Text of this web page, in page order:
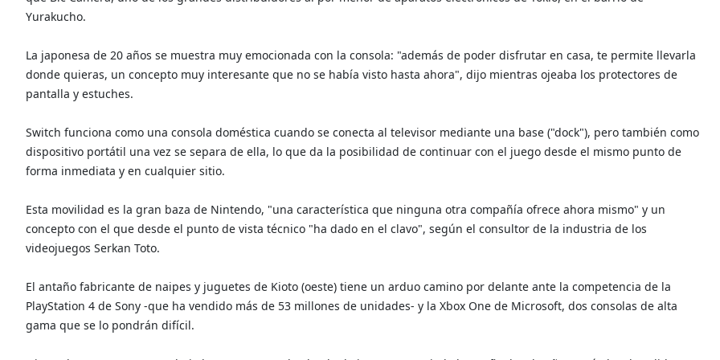
Yurakucho.
La japonesa de 20 años se muestra muy emocionada con la consola: "además de poder disfrutar en casa, te permite llevarla
donde quieras, un concepto muy interesante que no se había visto hasta ahora", dijo mientras ojeaba los protectores de
pantalla y estuches.
Switch funciona como una consola doméstica cuando se conecta al televisor mediante una base ("dock"), pero también como
dispositivo portátil una vez se separa de ella, lo que da la posibilidad de continuar con el juego desde el mismo punto de
forma inmediata y en cualquier sitio.
Esta movilidad es la gran baza de Nintendo, "una característica que ninguna otra compañía ofrece ahora mismo" y un
concepto con el que desde el punto de vista técnico "ha dado en el clavo", según el consultor de la industria de los
videojuegos Serkan Toto.
El antaño fabricante de naipes y juguetes de Kioto (oeste) tiene un arduo camino por delante ante la competencia de la
PlayStation 4 de Sony -que ha vendido más de 53 millones de unidades- y la Xbox One de Microsoft, dos consolas de alta
gama que se lo pondrán difícil.